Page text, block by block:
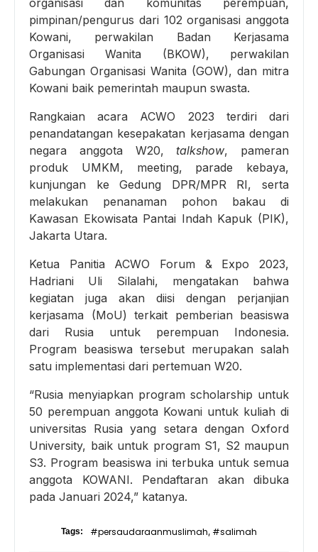
pimpinan/pengurus dari 102 organisasi anggota
Kowani, perwakilan Badan Kerjasama
Organisasi Wanita (BKOW), perwakilan
Gabungan Organisasi Wanita (GOW), dan mitra
Kowani baik pemerintah maupun swasta.
Rangkaian acara ACWO 2023 terdiri dari
penandatangan kesepakatan kerjasama dengan
negara anggota W20,talkshow, pameran
produk UMKM, meeting, parade kebaya,
kunjungan ke Gedung DPR/MPR RI, serta
melakukan penanaman pohon bakau di
Kawasan Ekowisata Pantai Indah Kapuk (PIK),
Jakarta Utara.
Ketua Panitia ACWO Forum & Expo 2023,
Hadriani Uli Silalahi, mengatakan bahwa
kegiatan juga akan diisi dengan perjanjian
kerjasama (MoU) terkait pemberian beasiswa
dari Rusia untuk perempuan Indonesia.
Program beasiswa tersebut merupakan salah
satu implementasi dari pertemuan W20.
“Rusia menyiapkan program scholarship untuk
50 perempuan anggota Kowani untuk kuliah di
universitas Rusia yang setara dengan Oxford
University, baik untuk program S1, S2 maupun
S3. Program beasiswa ini terbuka untuk semua
anggota KOWANI. Pendaftaran akan dibuka
pada Januari 2024,” katanya.
Tags: #persaudaraanmuslimah, #salimah